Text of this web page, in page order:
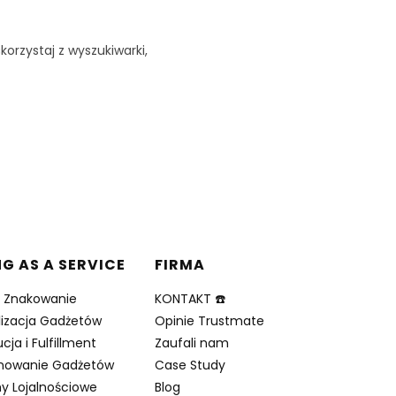
z wyszukiwarki,
AS A SERVICE
Znakowanie
Gadżetów
i Fulfillment
Gadżetów
Lojalnościowe
FIRMA
KONTAKT ☎️
Opinie Trustmate
Zaufali nam
Case Study
Blog